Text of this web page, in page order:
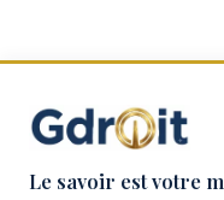
Le savoir est votre